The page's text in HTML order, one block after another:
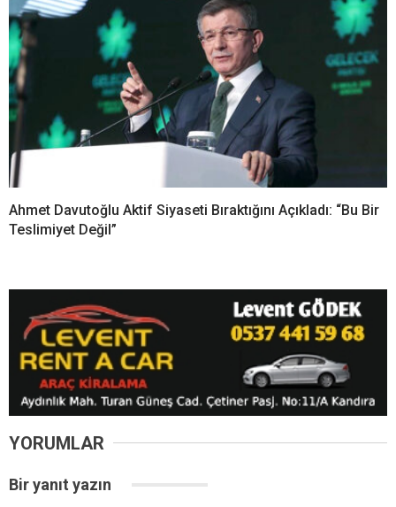
Ahmet Davutoğlu Aktif Siyaseti Bıraktığını Açıkladı: “Bu Bir
Teslimiyet Değil”
YORUMLAR
Bir yanıt yazın